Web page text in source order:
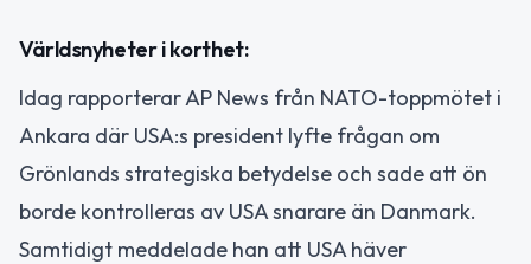
Världsnyheter i korthet:
Idag rapporterar AP News från NATO-toppmötet i
Ankara där USA:s president lyfte frågan om
Grönlands strategiska betydelse och sade att ön
borde kontrolleras av USA snarare än Danmark.
Samtidigt meddelade han att USA häver